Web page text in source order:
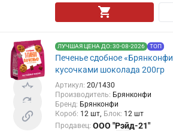
ЛУЧШАЯ ЦЕНА ДО: 30-08-2026 ТОП
Печенье сдобное
кусочками шоколада 200гр
Артикул: 20/1430
Производитель: Брянконфи
Бренд: Брянконфи
Короб: 12 шт Блок: 12 шт
Продавец: ООО "Рэйд-21"